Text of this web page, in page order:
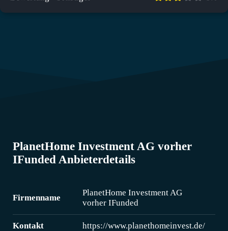
PlanetHome Investment AG vorher
IFunded Anbieterdetails
Firmenname
PlanetHome Investment AG
vorher IFunded
Kontakt https://www.planethomeinvest.de/